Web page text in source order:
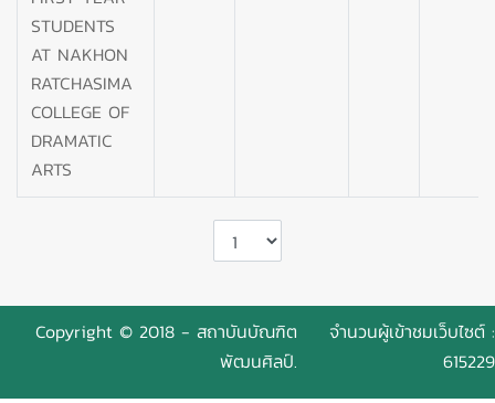
STUDENTS
AT NAKHON
RATCHASIMA
COLLEGE OF
DRAMATIC
ARTS
Copyright © 2018 - สถาบันบัณฑิต
พัฒนศิลป์.
จำนวนผู้เข้าชมเว็บไซต์ :
615229